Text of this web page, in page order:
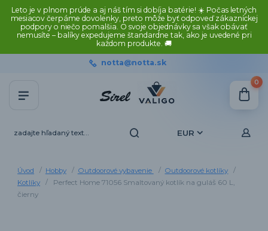
Leto je v plnom prúde a aj náš tím si dobíja batérie! ☀️ Počas letných
mesiacov čerpáme dovolenky, preto môže byť odpoveď zákazníckej
podpory o niečo pomalšia. O svoje objednávky sa však obávať
nemusíte – balíky expedujeme štandardne tak, ako je uvedené pri
každom produkte. 🚚
EUR
notta@notta.sk
0
Úvod Hobby Outdoorové vybavenie
Outdoorové kotlíky
Kotlíky
Perfect Home 71056 Smaltovaný kotlík na guláš 60 L,
čierny